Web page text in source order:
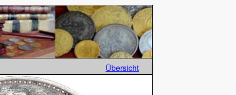
Übersicht